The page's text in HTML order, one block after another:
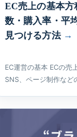
EC売上の基本方
数・購入率・平
見つける方法
EC運営の基本 ECの売上が伸びないとき、広告、
SNS、ページ制作など